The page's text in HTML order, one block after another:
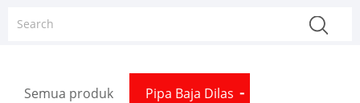
Semua produk Pipa Baja Dilas